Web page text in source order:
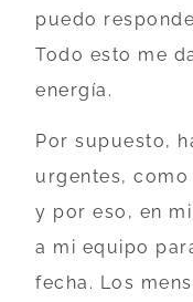
puedo
Todo esto me
energía.
Por supuesto,
urgentes,
y por eso, en
a mi equipo
fecha. Los